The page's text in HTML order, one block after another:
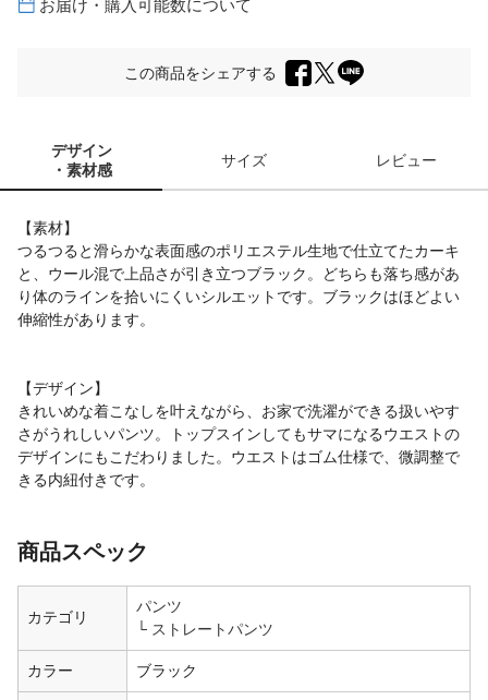
お届け・購入可能数について
この商品をシェアする
デザイン
・素材感
サイズ レビュー
【素材】
つるつると滑らかな表面感のポリエステル生地で仕立てたカーキ
と、ウール混で上品さが引き立つブラック。どちらも落ち感があ
り体のラインを拾いにくいシルエットです。ブラックはほどよい
伸縮性があります。
【デザイン】
きれいめな着こなしを叶えながら、お家で洗濯ができる扱いやす
さがうれしいパンツ。トップスインしてもサマになるウエストの
デザインにもこだわりました。ウエストはゴム仕様で、微調整で
きる内紐付きです。
商品スペック
カテゴリ
パンツ
ストレートパンツ
カラー ブラック